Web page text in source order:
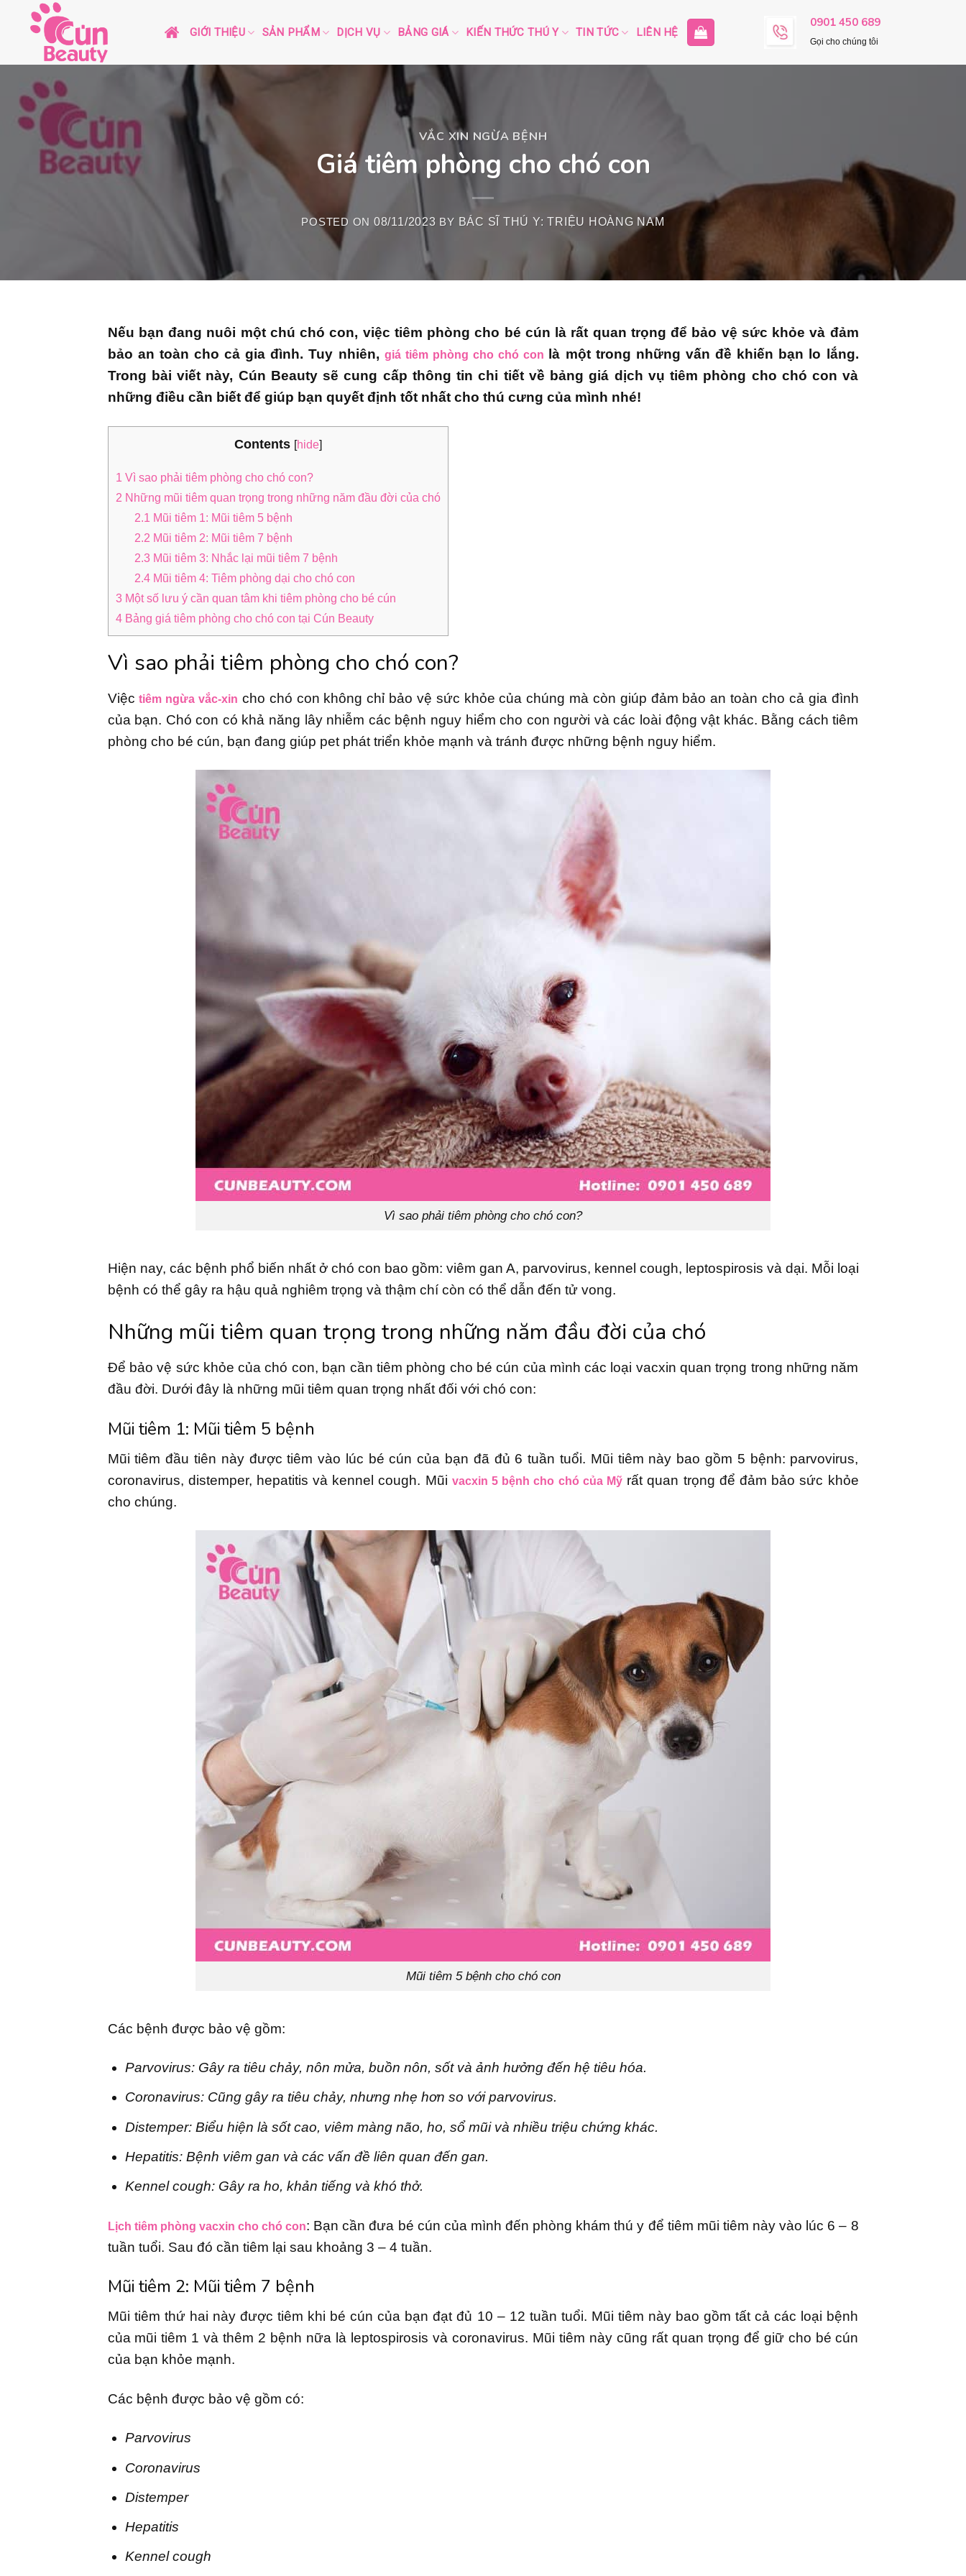
GIỚI THIỆU SẢN PHẨM DỊCH VỤ BẢNG GIÁ KIẾN THỨC THÚ Y TIN TỨC LIÊN HỆ
0901 450 689
Gọi cho chúng tôi
VẮC XIN NGỪA BỆNH
Giá tiêm phòng cho chó con
POSTED ON 08/11/2023 BY BÁC SĨ THÚ Y: TRIỆU HOÀNG NAM
Nếu bạn đang nuôi một chú chó con, việc tiêm phòng cho bé cún là rất quan trọng để bảo vệ sức khỏe và đảm
bảo an toàn cho cả gia đình. Tuy nhiên, giá tiêm phòng cho chó con
là một trong những vấn đề khiến bạn lo lắng.
Trong bài viết này, Cún Beauty sẽ cung cấp thông tin chi tiết về bảng giá dịch vụ tiêm phòng cho chó con và
những điều cần biết để giúp bạn quyết định tốt nhất cho thú cưng của mình nhé!
Contents [hide]
1 Vì sao phải tiêm phòng cho chó con?
2 Những mũi tiêm quan trọng trong những năm đầu đời của chó
2.1 Mũi tiêm 1: Mũi tiêm 5 bệnh
2.2 Mũi tiêm 2: Mũi tiêm 7 bệnh
2.3 Mũi tiêm 3: Nhắc lại mũi tiêm 7 bệnh
2.4 Mũi tiêm 4: Tiêm phòng dại cho chó con
3Một số lưu ý cần quan tâm khi tiêm phòng cho bé cún
4Bảng giá tiêm phòng cho chó con tại Cún Beauty
Vì sao phải tiêm phòng cho chó con?
Việctiêm ngừa vắc-xin cho chó con không chỉ bảo vệ sức khỏe của chúng mà còn giúp đảm bảo an toàn cho cả gia đình
của bạn. Chó con có khả năng lây nhiễm các bệnh nguy hiểm cho con người và các loài động vật khác. Bằng cách tiêm
phòng cho bé cún, bạn đang giúp pet phát triển khỏe mạnh và tránh được những bệnh nguy hiểm.
Vì sao phải tiêm phòng cho chó con?
Hiện nay, các bệnh phổ biến nhất ở chó con bao gồm: viêm gan A, parvovirus, kennel cough, leptospirosis và dại. Mỗi loại
bệnh có thể gây ra hậu quả nghiêm trọng và thậm chí còn có thể dẫn đến tử vong.
Những mũi tiêm quan trọng trong những năm đầu đời của chó
Để bảo vệ sức khỏe của chó con, bạn cần tiêm phòng cho bé cún của mình các loại vacxin quan trọng trong những năm
đầu đời. Dưới đây là những mũi tiêm quan trọng nhất đối với chó con:
Mũi tiêm 1: Mũi tiêm 5 bệnh
Mũi tiêm đầu tiên này được tiêm vào lúc bé cún của bạn đã đủ 6 tuần tuổi. Mũi tiêm này bao gồm 5 bệnh: parvovirus,
coronavirus, distemper, hepatitis và kennel cough. Mũi vacxin 5 bệnh cho chó của Mỹ rất quan trọng để đảm bảo sức khỏe
cho chúng.
Mũi tiêm 5 bệnh cho chó con
Các bệnh được bảo vệ gồm:
Parvovirus: Gây ra tiêu chảy, nôn mửa, buồn nôn, sốt và ảnh hưởng đến hệ tiêu hóa.
Coronavirus: Cũng gây ra tiêu chảy, nhưng nhẹ hơn so với parvovirus.
Distemper: Biểu hiện là sốt cao, viêm màng não, ho, sổ mũi và nhiều triệu chứng khác.
Hepatitis: Bệnh viêm gan và các vấn đề liên quan đến gan.
Kennel cough: Gây ra ho, khản tiếng và khó thở.
Lịch tiêm phòng vacxin cho chó con: Bạn cần đưa bé cún của mình đến phòng khám thú y để tiêm mũi tiêm này vào lúc 6 – 8
tuần tuổi. Sau đó cần tiêm lại sau khoảng 3 – 4 tuần.
Mũi tiêm 2: Mũi tiêm 7 bệnh
Mũi tiêm thứ hai này được tiêm khi bé cún của bạn đạt đủ 10 – 12 tuần tuổi. Mũi tiêm này bao gồm tất cả các loại bệnh
của mũi tiêm 1 và thêm 2 bệnh nữa là leptospirosis và coronavirus. Mũi tiêm này cũng rất quan trọng để giữ cho bé cún
của bạn khỏe mạnh.
Các bệnh được bảo vệ gồm có:
Parvovirus
Coronavirus
Distemper
Hepatitis
Kennel cough